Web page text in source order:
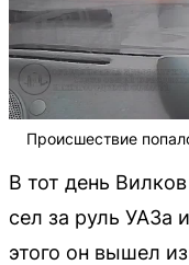
Происшествие
В тот день
сел за руль УАЗа
этого он вышел